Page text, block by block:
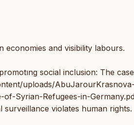
economies and visibility labours.
social inclusion: The
uploads/AbuJarourKrasnova-
Syrian-Refugees-in-
surveillance violates human rights.